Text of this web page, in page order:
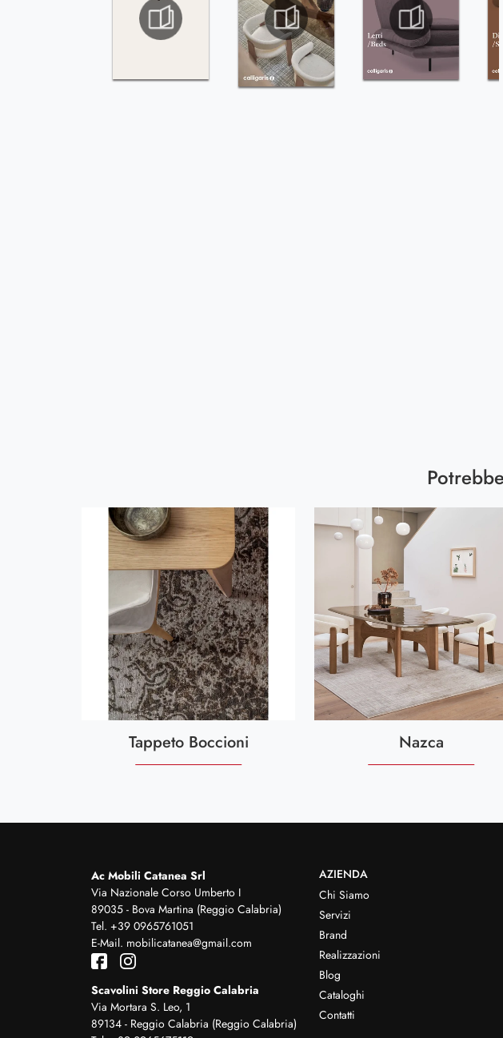
Tappeto Boccioni Nazca
Ac Mobili Catanea Srl
Via Nazionale Corso Umberto I
89035 - Bova Martina (Reggio Calabria)
Tel. +39 0965761051
E-Mail. mobilicatanea@gmail.com
Scavolini Store Reggio Calabria
Via Mortara S. Leo, 1
89134 - Reggio Calabria (Reggio Calabria)
AZIENDA
Chi Siamo
Servizi
Brand
Realizzazioni
Blog
Cataloghi
Contatti